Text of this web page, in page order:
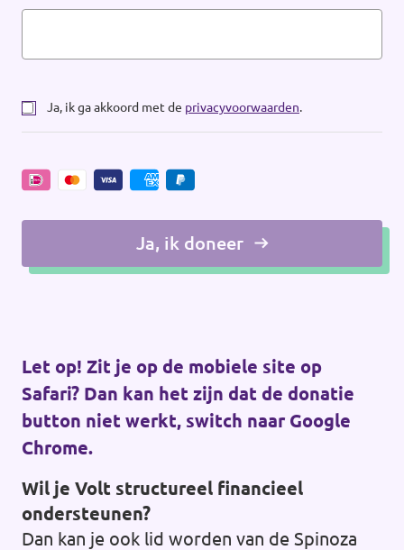
Ja, ik ga akkoord met de privacyvoorwaarden.
Ja, ik doneer
Let op! Zit je op de mobiele site op
Safari? Dan kan het zijn dat de donatie
button niet werkt, switch naar Google
Chrome.
Wil je Volt structureel financieel
ondersteunen?
Dan kan je ook lid worden van de Spinoza